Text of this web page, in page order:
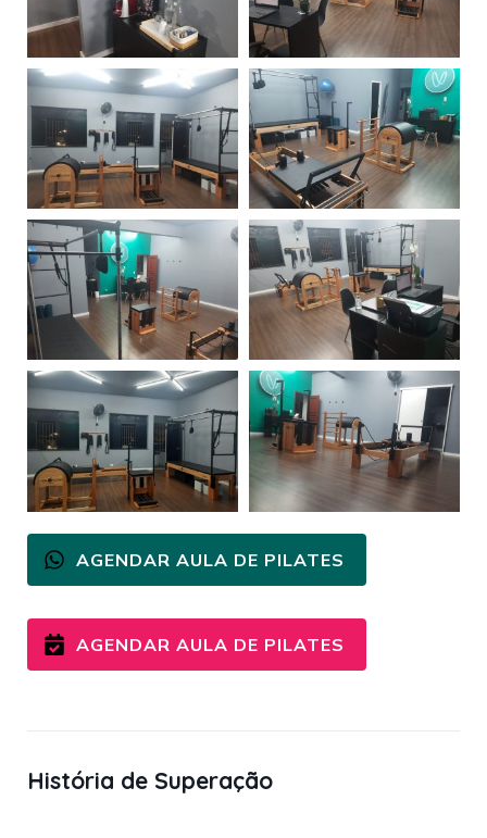
AGENDAR AULA DE PILATES
AGENDAR AULA DE PILATES
História de Superação